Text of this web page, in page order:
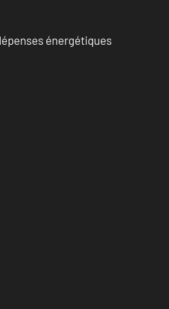
énergétiques